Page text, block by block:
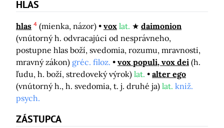
HLAS
hlas 4 (mienka, názor) vox lat.
daimonion
(vnútorný h. odvracajúci od nesprávneho,
postupne hlas boží, svedomia, rozumu, mravnosti,
mravný zákon) gréc. filoz. vox populi, vox dei (h.
ľudu, h. boží, stredoveký výrok) lat.
alter ego
(vnútorný h., h. svedomia, t. j. druhé ja) lat. kniž.
psych.
ZÁSTUPCA